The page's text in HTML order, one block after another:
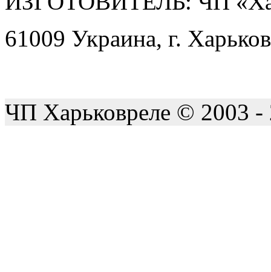
61009 Украина, г.
ЧП Харьковреле © 2003 -